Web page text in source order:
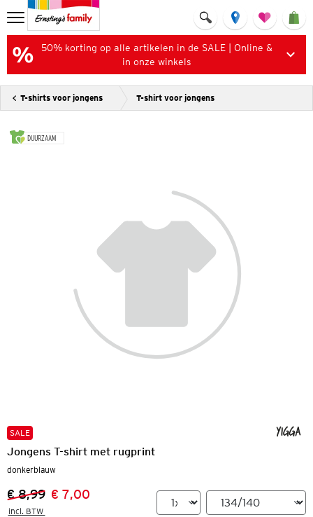
50% korting op alle artikelen in de SALE | Online &
in onze winkels
T-shirts voor jongens T-shirt voor jongens
DUURZAAM
SALE
Jongens T-shirt met rugprint
donkerblauw
Vorige prijs:
€ 8,99
Nieuwe prijs:
€ 7,00
incl. BTW